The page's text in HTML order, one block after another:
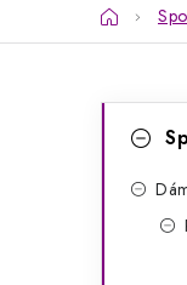
Domů
kategorie